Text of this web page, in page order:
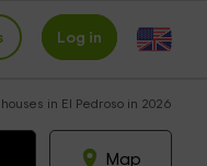
Log in
in El Pedroso in 2026
Map